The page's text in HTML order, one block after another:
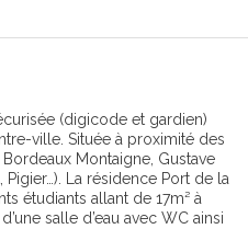
(digicode et gardien)
ville. Située à proximité des
Montaigne, Gustave
Pigier…). La résidence Port de la
étudiants allant de 17m² à
salle d’eau avec WC ainsi